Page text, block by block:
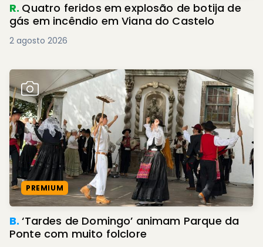
R. Quatro feridos em explosão de botija de
gás em incêndio em Viana do Castelo
2 agosto 2026
PREMIUM
B.‘Tardes de Domingo’ animam Parque da
Ponte com muito folclore